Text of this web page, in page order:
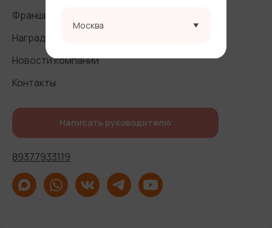
Франшиза
Награды и СМИ
Новости компании
Контакты
Написать руководителю
89377933119
Москва